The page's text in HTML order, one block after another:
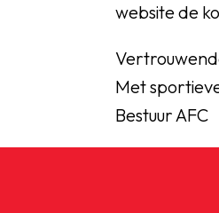
website de
Met
Bestuur AFC